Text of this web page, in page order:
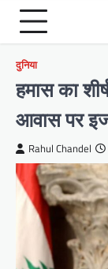
दुनिया
हमास का
आवास पर
Rahul Chandel